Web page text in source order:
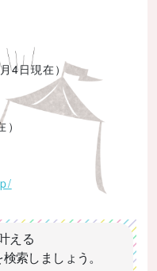
4日現在）
える
索しましょう。